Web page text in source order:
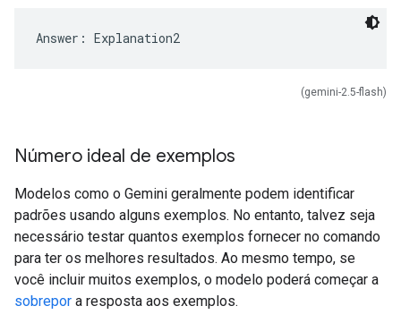
(gemini-2.5-flash)
Número ideal de exemplos
Modelos como o Gemini geralmente podem identificar
padrões usando alguns exemplos. No entanto, talvez seja
necessário testar quantos exemplos fornecer no comando
para ter os melhores resultados. Ao mesmo tempo, se
você incluir muitos exemplos, o modelo poderá começar a
sobrepor a resposta aos exemplos.